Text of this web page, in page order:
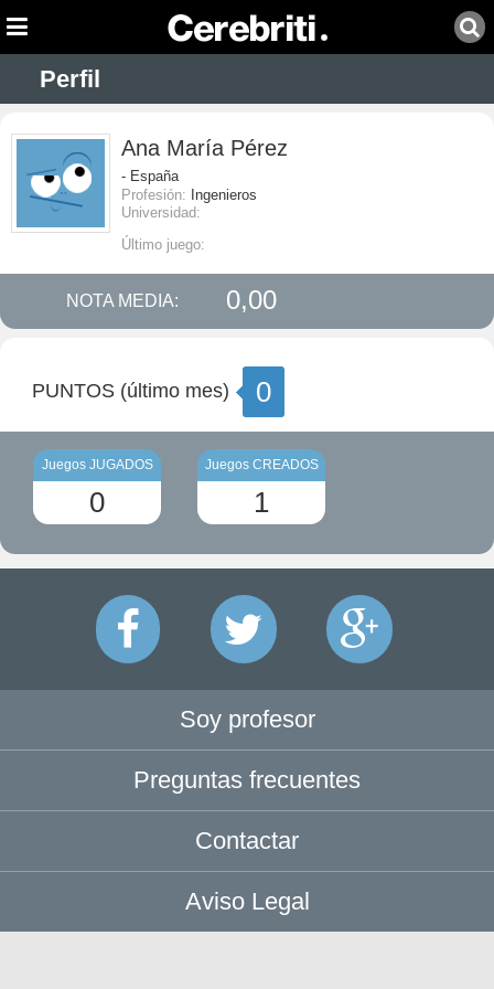
Perfil
Ana María Pérez
- España
Profesión: Ingenieros
Universidad:
Último juego:
NOTA MEDIA: 0,00
PUNTOS (último mes) 0
Juegos JUGADOS
0
Juegos CREADOS
1
Soy profesor
Preguntas frecuentes
Contactar
Aviso Legal